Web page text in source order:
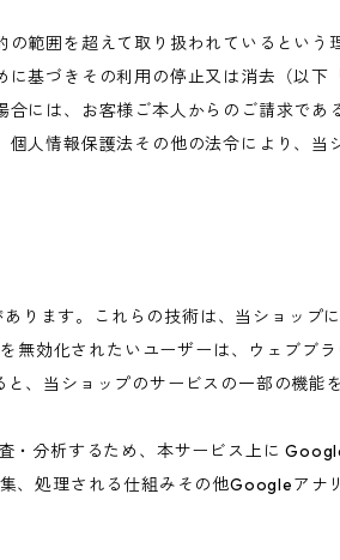
範囲を超えて取り扱われているという
基づきその利用の停止又は消去（以下
には、お客様ご本人からのご請求であ
人情報保護法その他の法令により、当
ります。これらの技術は、当ショップ
効化されたいユーザーは、ウェブブ
、当ショップのサービスの一部の機能
・分析するため、本サービス上に
処理される仕組みその他Googleアナ